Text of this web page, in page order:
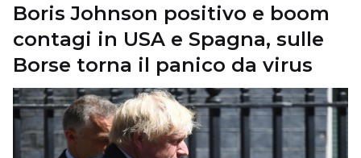
Boris Johnson positivo e boom
contagi in USA e Spagna, sulle
Borse torna il panico da virus